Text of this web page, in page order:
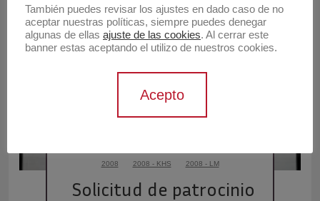
2008 2008 - KHS 2008 - LM
Solicitud de patrocinio
También puedes revisar los ajustes en dado caso de no
aceptar nuestras políticas, siempre puedes denegar
algunas de ellas ajuste de las cookies. Al cerrar este
banner estas aceptando el utilizo de nuestros cookies.
Acepto